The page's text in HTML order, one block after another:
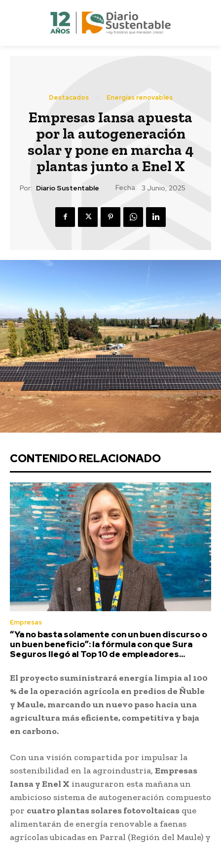
Destacados Energías renovables
Empresas Iansa apuesta
por la autogeneración
solar y pone en marcha 4
plantas junto a Enel X
Por: Diario Sustentable Fecha: 3 Junio, 2025
CONTENIDO RELACIONADO
Empresas
“Ya no basta solamente con un buen discurso o
un buen beneficio”: la fórmula con que Sura
Seguros llegó al Top 10 de empleadores...
El proyecto suministrará energía limpia al 100
% de la operación agrícola en predios de Ñuble
y Maule, marcando un nuevo paso hacia una
agricultura más eficiente, competitiva y baja
en carbono.
Con una visión compartida por impulsar la
sostenibilidad en la agroindustria, Empresas
Iansa y Enel X inauguraron esta mañana un
ambicioso sistema de autogeneración compuesto
por cuatro plantas solares fotovoltaicas que
alimentarán de energía renovable a faenas
agrícolas ubicadas en Parral (Región del Maule) y